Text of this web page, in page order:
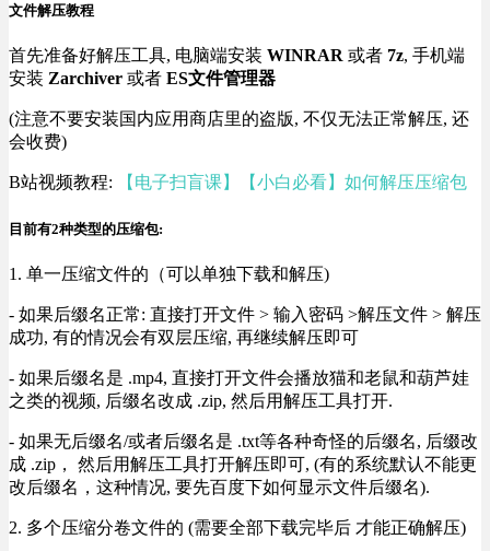
文件解压教程
首先准备好解压工具, 电脑端安装 WINRAR 或者 7z, 手机端
安装 Zarchiver 或者 ES文件管理器
(注意不要安装国内应用商店里的盗版, 不仅无法正常解压, 还
会收费)
B站视频教程: 【电子扫盲课】【小白必看】如何解压压缩包
目前有2种类型的压缩包:
1. 单一压缩文件的（可以单独下载和解压)
- 如果后缀名正常: 直接打开文件 > 输入密码 >解压文件 > 解压
成功, 有的情况会有双层压缩, 再继续解压即可
- 如果后缀名是 .mp4, 直接打开文件会播放猫和老鼠和葫芦娃
之类的视频, 后缀名改成 .zip, 然后用解压工具打开.
- 如果无后缀名/或者后缀名是 .txt等各种奇怪的后缀名, 后缀改
成 .zip， 然后用解压工具打开解压即可, (有的系统默认不能更
改后缀名，这种情况, 要先百度下如何显示文件后缀名).
2. 多个压缩分卷文件的 (需要全部下载完毕后 才能正确解压)